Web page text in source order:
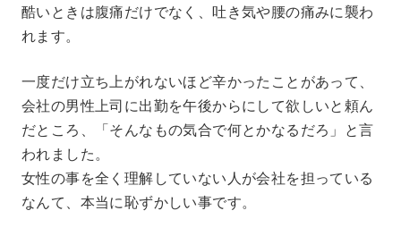
酷いときは腹痛だけでなく、吐き気や腰の痛みに襲わ
れます。
一度だけ立ち上がれないほど辛かったことがあって、
会社の男性上司に出勤を午後からにして欲しいと頼ん
だところ、「そんなもの気合で何とかなるだろ」と言
われました。
女性の事を全く理解していない人が会社を担っている
なんて、本当に恥ずかしい事です。